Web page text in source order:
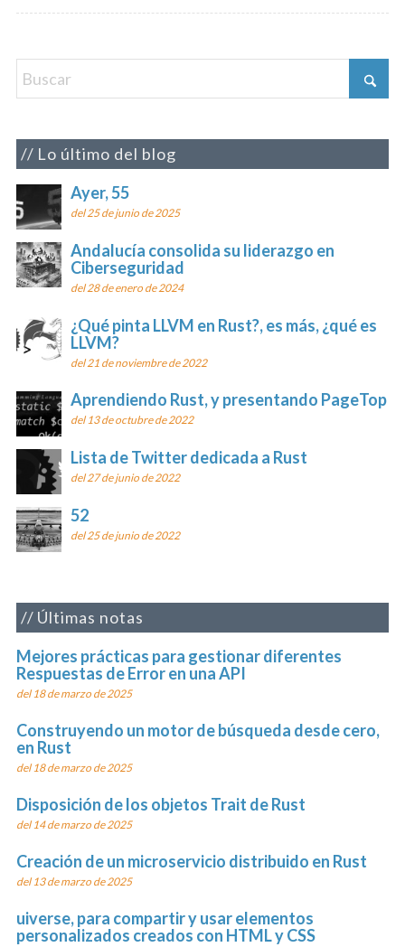
Lo último del blog
Ayer, 55
del 25 de junio de 2025
Andalucía consolida su liderazgo en
Ciberseguridad
del 28 de enero de 2024
¿Qué pinta LLVM en Rust?, es más, ¿qué es
LLVM?
del 21 de noviembre de 2022
Aprendiendo Rust, y presentando PageTop
del 13 de octubre de 2022
Lista de Twitter dedicada a Rust
del 27 de junio de 2022
52
del 25 de junio de 2022
Últimas notas
Mejores prácticas para gestionar diferentes
Respuestas de Error en una API
del 18 de marzo de 2025
Construyendo un motor de búsqueda desde cero,
en Rust
del 18 de marzo de 2025
Disposición de los objetos Trait de Rust
del 14 de marzo de 2025
Creación de un microservicio distribuido en Rust
del 13 de marzo de 2025
uiverse, para compartir y usar elementos
personalizados creados con HTML y CSS